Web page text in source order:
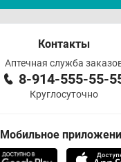
Контакты
Аптечная служба
8-914-555-55-
Круглосуточно
Мобильное